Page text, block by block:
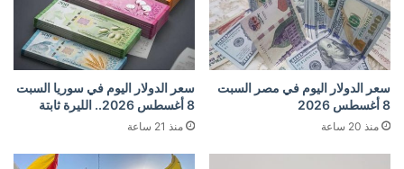
سعر الدولار اليوم في مصر السبت
8 أغسطس 2026
منذ 20 ساعة
سعر الدولار اليوم في سوريا السبت
8 أغسطس 2026.. الليرة ثابتة
منذ 21 ساعة